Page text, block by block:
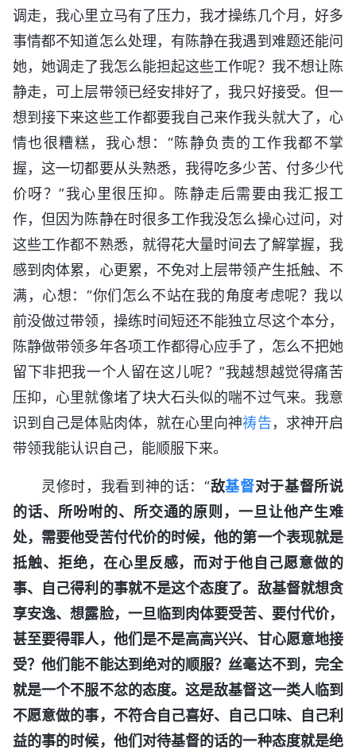
调走，我心里立马有了压力，我才操练几个月，好多
事情都不知道怎么处理，有陈静在我遇到难题还能问
她，她调走了我怎么能担起这些工作呢？我不想让陈
静走，可上层带领已经安排好了，我只好接受。但一
想到接下来这些工作都要我自己来作我头就大了，心
情也很糟糕，我心想：“陈静负责的工作我都不掌
握，这一切都要从头熟悉，我得吃多少苦、付多少代
价呀？”我心里很压抑。陈静走后需要由我汇报工
作，但因为陈静在时很多工作我没怎么操心过问，对
这些工作都不熟悉，就得花大量时间去了解掌握，我
感到肉体累，心更累，不免对上层带领产生抵触、不
满，心想：“你们怎么不站在我的角度考虑呢？我以
前没做过带领，操练时间短还不能独立尽这个本分，
陈静做带领多年各项工作都得心应手了，怎么不把她
留下非把我一个人留在这儿呢？”我越想越觉得痛苦
压抑，心里就像堵了块大石头似的喘不过气来。我意
识到自己是体贴肉体，就在心里向神祷告，求神开启
带领我能认识自己，能顺服下来。
灵修时，我看到神的话：“敌基督对于基督所说
的话、所吩咐的、所交通的原则，一旦让他产生难
处，需要他受苦付代价的时候，他的第一个表现就是
抵触、拒绝，在心里反感，而对于他自己愿意做的
事、自己得利的事就不是这个态度了。敌基督就想贪
享安逸、想露脸，一旦临到肉体要受苦、要付代价，
甚至要得罪人，他们是不是高高兴兴、甘心愿意地接
受？他们能不能达到绝对的顺服？丝毫达不到，完全
就是一个不服不忿的态度。这是敌基督这一类人临到
不愿意做的事，不符合自己喜好、自己口味、自己利
益的事的时候，他们对待基督的话的一种态度就是绝